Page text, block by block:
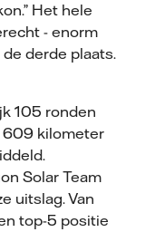
Het hele
- enorm
derde plaats.
105 ronden
609 kilometer
Solar Team
uitslag. Van
top-5 positie